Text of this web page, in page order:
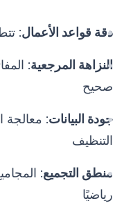
دقة قواعد الأعمال:
النزاهة المرجعية:
صحيح
جودة البيانات: معالجة
التنظيف
منطق التجميع:
رياضيًا